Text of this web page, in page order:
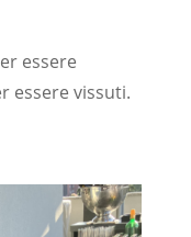
essere
essere vissuti.